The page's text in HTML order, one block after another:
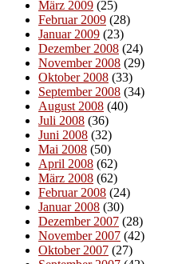
März 2009 (25)
Februar 2009 (28)
Januar 2009 (23)
Dezember 2008 (24)
November 2008 (29)
Oktober 2008 (33)
September 2008 (34)
August 2008 (40)
Juli 2008 (36)
Juni 2008 (32)
Mai 2008 (50)
April 2008 (62)
März 2008 (62)
Februar 2008 (24)
Januar 2008 (30)
Dezember 2007 (28)
November 2007 (42)
Oktober 2007 (27)